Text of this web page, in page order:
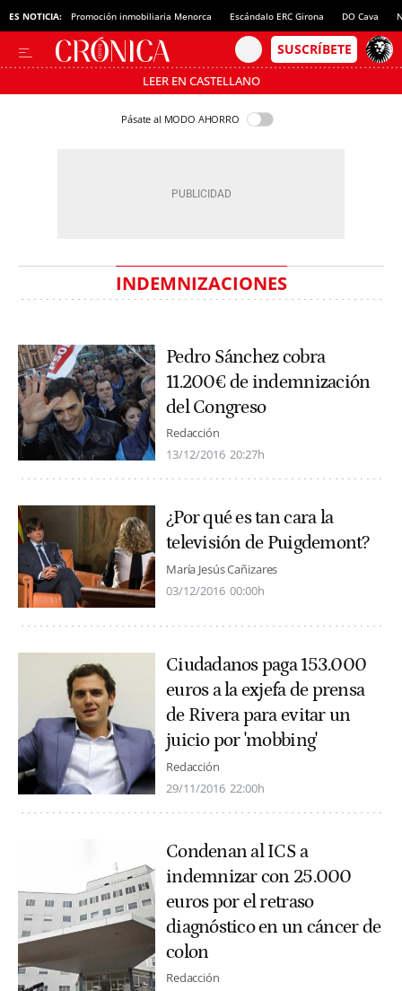
ES NOTICIA: Promoción inmobiliaria Menorca Escándalo ERC Girona DO Cava
LEER EN CASTELLANO
Pásate al MODO AHORRO
INDEMNIZACIONES
Pedro Sánchez cobra
11.200€ de indemnización
del Congreso
Redacción
13/12/2016 20:27h
¿Por qué es tan cara la
televisión de Puigdemont?
María Jesús Cañizares
03/12/2016 00:00h
Ciudadanos paga 153.000
euros a la exjefa de prensa
de Rivera para evitar un
juicio por 'mobbing'
Redacción
29/11/2016 22:00h
Condenan al ICS a
indemnizar con 25.000
euros por el retraso
diagnóstico en un cáncer de
colon
Redacción